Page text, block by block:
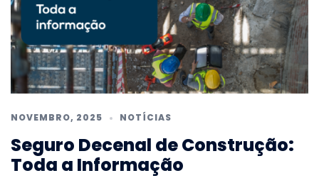
NOVEMBRO, 2025 NOTÍCIAS
Seguro Decenal de Construção:
Toda a Informação